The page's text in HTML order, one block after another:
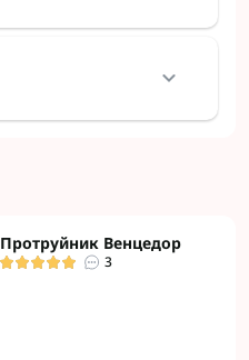
Протруйник Венцедор
3